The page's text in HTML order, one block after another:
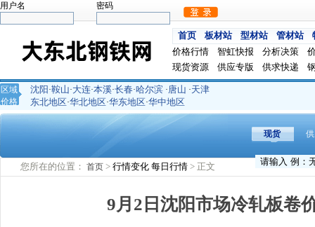
用户名 密码
首页 板材站 型材站 管材站
价格行情
智虹快报 分析决策
现货资源
供应专版 供求快递
区域
价格
沈阳 ·鞍山·大连·本溪·长春·哈尔滨 ·唐山 ·天津
东北地区·华北地区·华东地区·华中地区
现货
您所在的位置： 首页 > 行情变化 每日行情 > 正文
9月2日沈阳市场冷轧板卷